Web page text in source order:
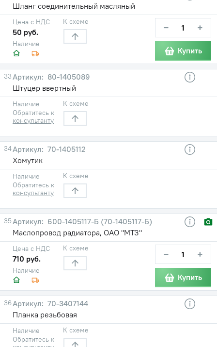
Шланг соединительный масляный
Наличие
Цена с НДС
50 руб.
К схеме − +
Купить
33
80-1405089
Штуцер ввертный
Наличие
Обратитесь к
консультанту
К схеме
34
70-1405112
Хомутик
Наличие
Обратитесь к
консультанту
К схеме
35
600-1405117-Б (70-1405117-Б)
Маслопровод радиатора, ОАО "МТЗ"
Наличие
Цена с НДС
710 руб.
К схеме − +
Купить
36
70-3407144
Планка резьбовая
Наличие
Обратитесь к
К схеме